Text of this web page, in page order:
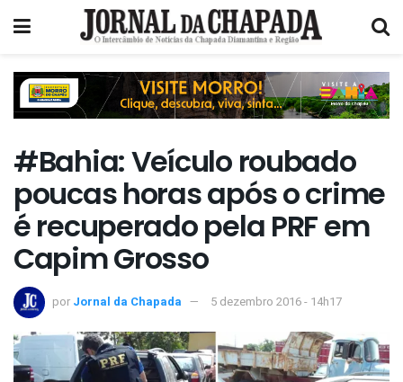
#Bahia: Veículo roubado
poucas horas após o crime
é recuperado pela PRF em
Capim Grosso
por Jornal da Chapada 5 dezembro 2016 - 14h17